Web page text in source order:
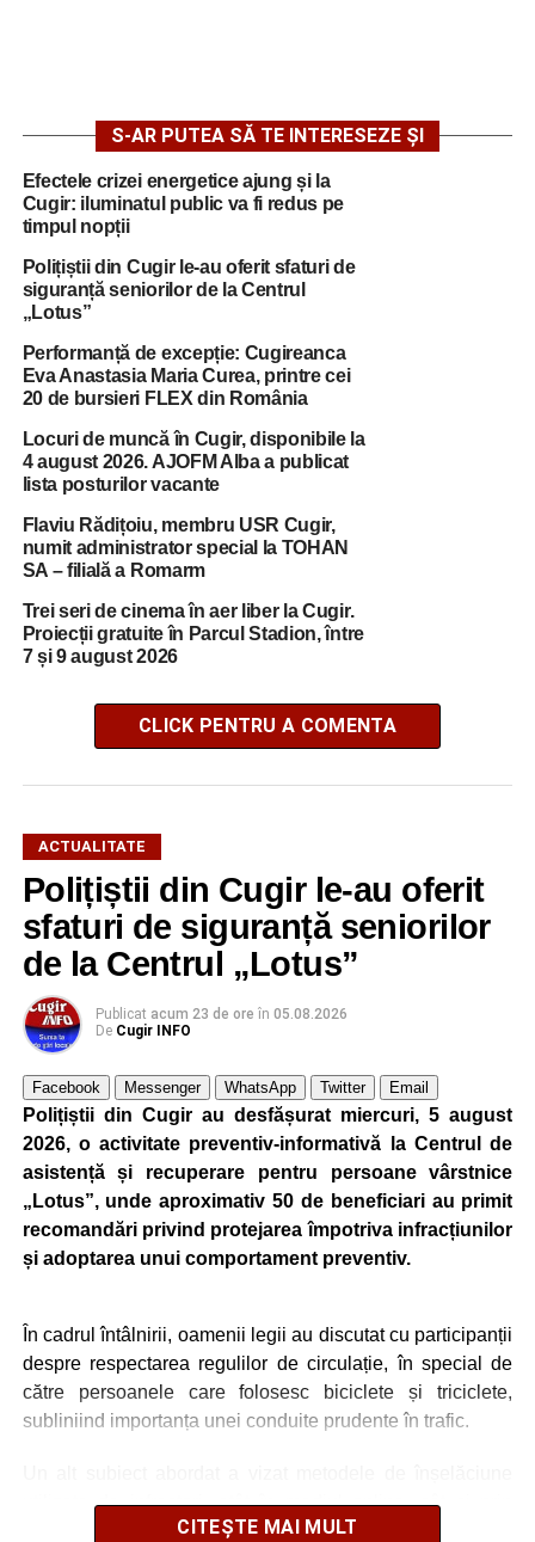
S-AR PUTEA SĂ TE INTERESEZE ȘI
Efectele crizei energetice ajung și la
Cugir: iluminatul public va fi redus pe
timpul nopții
Polițiștii din Cugir le-au oferit sfaturi de
siguranță seniorilor de la Centrul
„Lotus”
Performanță de excepție: Cugireanca
Eva Anastasia Maria Curea, printre cei
20 de bursieri FLEX din România
Locuri de muncă în Cugir, disponibile la
4 august 2026. AJOFM Alba a publicat
lista posturilor vacante
Flaviu Rădițoiu, membru USR Cugir,
numit administrator special la TOHAN
SA – filială a Romarm
Trei seri de cinema în aer liber la Cugir.
Proiecții gratuite în Parcul Stadion, între
7 și 9 august 2026
CLICK PENTRU A COMENTA
ACTUALITATE
Polițiștii din Cugir le-au oferit
sfaturi de siguranță seniorilor
de la Centrul „Lotus”
Publicat acum 23 de ore în 05.08.2026
De Cugir INFO
Facebook Messenger WhatsApp Twitter Email
Polițiștii din Cugir au desfășurat miercuri, 5 august
2026, o activitate preventiv-informativă la Centrul de
asistență și recuperare pentru persoane vârstnice
„Lotus”, unde aproximativ 50 de beneficiari au primit
recomandări privind protejarea împotriva infracțiunilor
și adoptarea unui comportament preventiv.
În cadrul întâlnirii, oamenii legii au discutat cu participanții
despre respectarea regulilor de circulație, în special de
către persoanele care folosesc biciclete și triciclete,
subliniind importanța unei conduite prudente în trafic.
utilizate de infractori, atât în mediul online, cât și prin
contact direct. Polițiștii i-au sfătuit pe seniori să nu
CITEȘTE MAI MULT